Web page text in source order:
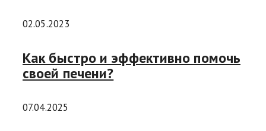
02.05.2023
Как быстро и эффективно помочь
своей печени?
07.04.2025